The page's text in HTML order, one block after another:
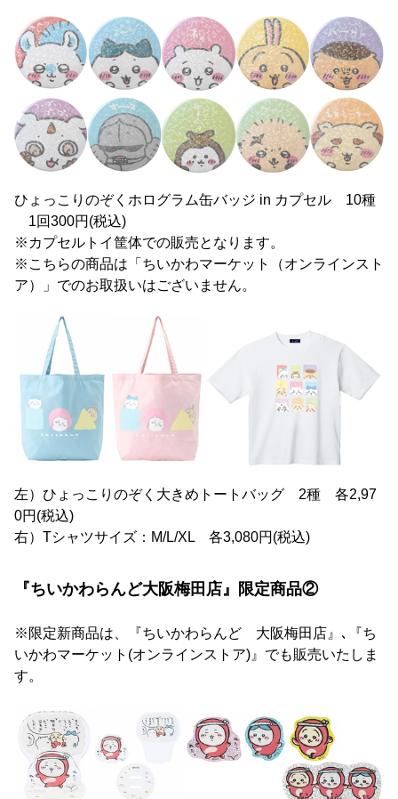
ひょっこりのぞくホログラム缶バッジ in カプセル 10種
1回300円(税込)
※カプセルトイ筐体での販売となります。
※こちらの商品は「ちいかわマーケット（オンラインスト
ア）」でのお取扱いはございません。
左）ひょっこりのぞく大きめトートバッグ 2種 各2,97
0円(税込)
右）Tシャツサイズ：M/L/XL 各3,080円(税込)
『ちいかわらんど大阪梅田店』限定商品②
※限定新商品は、『ちいかわらんど 大阪梅田店』､『ち
いかわマーケット(オンラインストア)』でも販売いたしま
す。